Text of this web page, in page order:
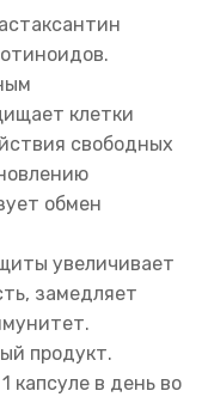
клетки
свободных
обмен
увеличивает
замедляет
продукт.
капсуле в день во